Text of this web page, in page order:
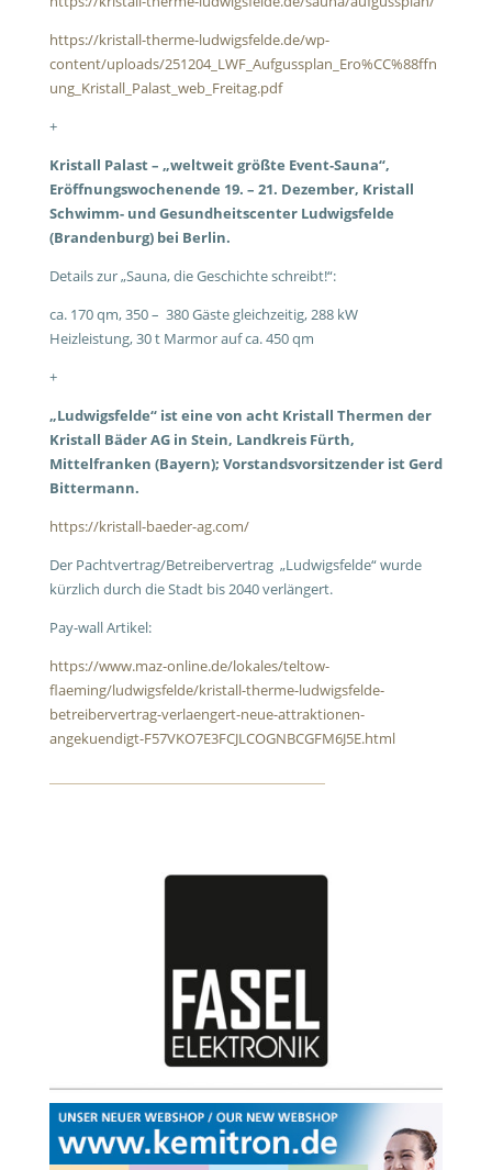
https://kristall-therme-ludwigsfelde.de/wp-
content/uploads/251204_LWF_Aufgussplan_Ero%CC%88ffn
ung_Kristall_Palast_web_Freitag.pdf
+
Kristall Palast – „weltweit größte Event-Sauna“,
Eröffnungswochenende 19. – 21. Dezember, Kristall
Schwimm- und Gesundheitscenter Ludwigsfelde
(Brandenburg) bei Berlin.
Details zur „Sauna, die Geschichte schreibt!“:
ca. 170 qm, 350 – 380 Gäste gleichzeitig, 288 kW
Heizleistung, 30 t Marmor auf ca. 450 qm
+
„Ludwigsfelde“ ist eine von acht Kristall Thermen der
Kristall Bäder AG in Stein, Landkreis Fürth,
Mittelfranken (Bayern); Vorstandsvorsitzender ist Gerd
Bittermann.
https://kristall-baeder-ag.com/
Der Pachtvertrag/Betreibervertrag „Ludwigsfelde“ wurde
kürzlich durch die Stadt bis 2040 verlängert.
Pay-wall Artikel:
https://www.maz-online.de/lokales/teltow-
flaeming/ludwigsfelde/kristall-therme-ludwigsfelde-
betreibervertrag-verlaengert-neue-attraktionen-
angekuendigt-F57VKO7E3FCJLCOGNBCGFM6J5E.html